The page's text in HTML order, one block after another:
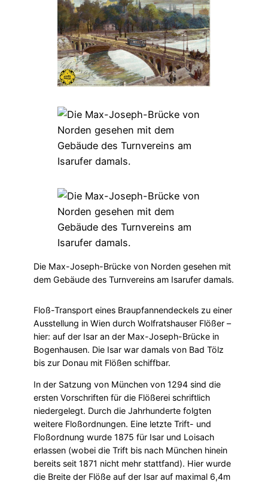
Die Max-Joseph-Brücke von Norden gesehen mit
dem Gebäude des Turnvereins am Isarufer damals.
Floß-Transport eines Braupfannendeckels zu einer
Ausstellung in Wien durch Wolfratshauser Flößer –
hier: auf der Isar an der Max-Joseph-Brücke in
Bogenhausen. Die Isar war damals von Bad Tölz
bis zur Donau mit Flößen schiffbar.
In der Satzung von München von 1294 sind die
ersten Vorschriften für die Flößerei schriftlich
niedergelegt. Durch die Jahrhunderte folgten
weitere Floßordnungen. Eine letzte Trift- und
Floßordnung wurde 1875 für Isar und Loisach
erlassen (wobei die Trift bis nach München hinein
bereits seit 1871 nicht mehr stattfand). Hier wurde
die Breite der Flöße auf der Isar auf maximal 6,4m